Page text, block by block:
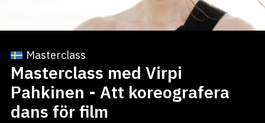
Masterclass
Masterclass med Virpi
Pahkinen - Att koreografera
dans för film